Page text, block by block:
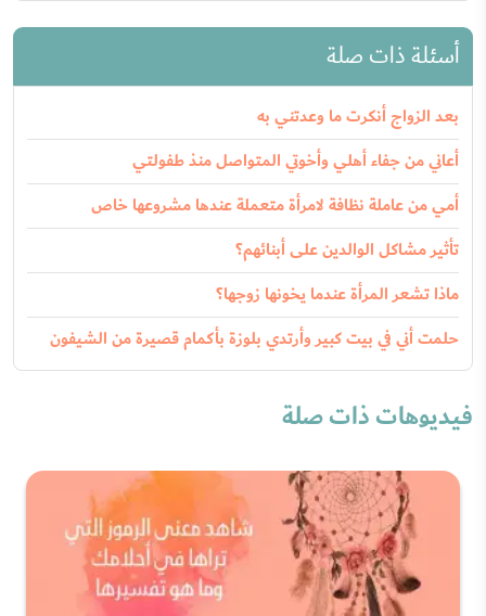
أسئلة ذات صلة
بعد الزواج أنكرت ما وعدتني به
أعاني من جفاء أهلي وأخوتي المتواصل منذ طفولتي
أمي من عاملة نظافة لامرأة متعملة عندها مشروعها خاص
تأثير مشاكل الوالدين على أبنائهم؟
ماذا تشعر المرأة عندما يخونها زوجها؟
حلمت أني في بيت كبير وأرتدي بلوزة بأكمام قصيرة من الشيفون
فيديوهات ذات صلة